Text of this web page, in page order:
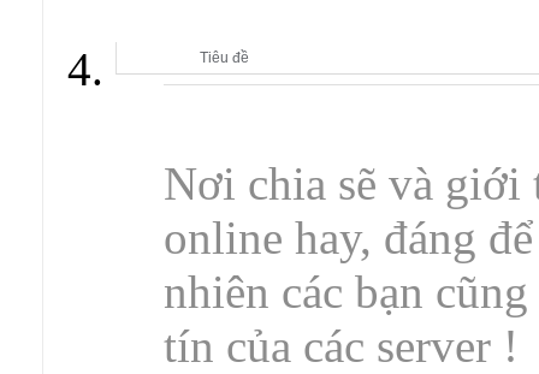
Tiêu đề
Nơi chia sẽ và giới
online hay, đáng
nhiên các bạn
tín của các server !